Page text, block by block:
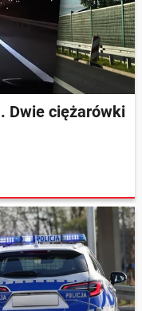
Dwie ciężarówki